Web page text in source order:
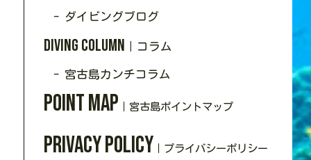
- ダイビングブログ
Diving Column ｜コラム
- 宮古島カンチコラム
Point Map ｜宮古島ポイントマップ
Privacy policy ｜プライバシーポリシー